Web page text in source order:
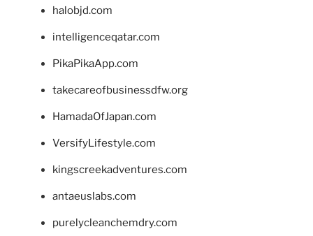
halobjd.com
intelligenceqatar.com
PikaPikaApp.com
takecareofbusinessdfw.org
HamadaOfJapan.com
VersifyLifestyle.com
kingscreekadventures.com
antaeuslabs.com
purelycleanchemdry.com